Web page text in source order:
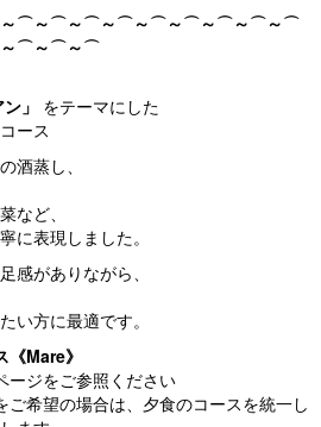
⌒～⌒～⌒～⌒～⌒～⌒～⌒～⌒～⌒
⌒～⌒～⌒
」 をテーマにした
ース
酒蒸し、
など、
に表現しました。
感がありながら、
い方に最適です。
Mare》
ージをご参照ください
希望の場合は、夕食のコースを統一し